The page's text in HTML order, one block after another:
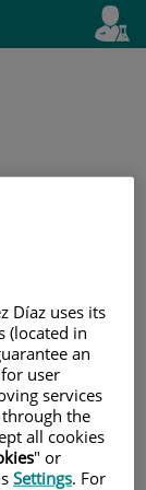
activo
es
Díaz uses its
(located in
an
user
services
the
all cookies
" or
Settings. For